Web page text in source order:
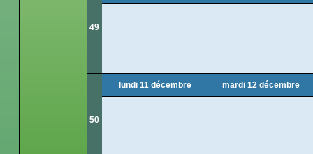
49
50
lundi 11 décembre mardi 12 décembre